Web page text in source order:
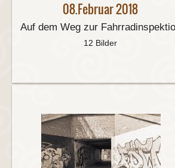
08.Februar 2018
Auf dem Weg zur
12 Bilder